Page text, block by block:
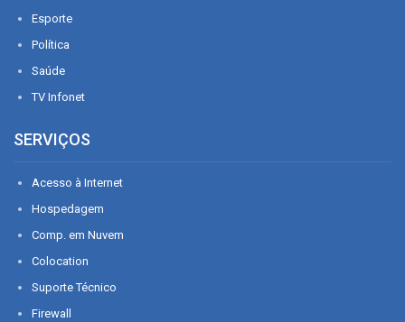
Esporte
Política
Saúde
TV Infonet
SERVIÇOS
Acesso à Internet
Hospedagem
Comp. em Nuvem
Colocation
Suporte Técnico
Firewall